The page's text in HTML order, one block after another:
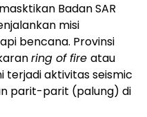
Badan SAR
misi
bencana. Provinsi
ring of fire atau
terjadi aktivitas seismic
parit-parit (palung) di